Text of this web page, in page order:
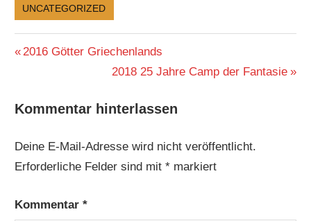
UNCATEGORIZED
Beitragsnavigation
Vorheriger
2016 Götter Griechenlands
Nächster
2018 25 Jahre Camp der Fantasie
Kommentar hinterlassen
Deine E-Mail-Adresse wird nicht veröffentlicht.
Erforderliche Felder sind mit* markiert
Kommentar*